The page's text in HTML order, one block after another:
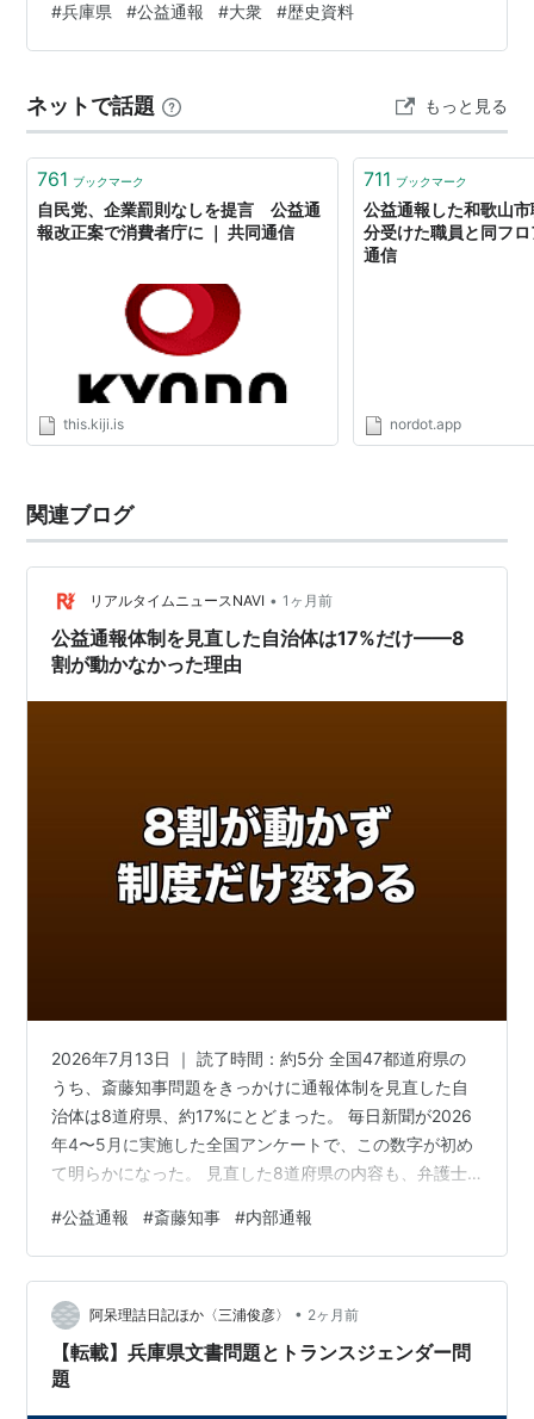
始まって、告発者探し、自殺者の発生デマや陰謀論の蔓
延、そして二馬力選挙、更に問題なのは熱狂した大衆の
いたのだったXでは明らかに自分と考えの異なる人のポス
トにそれは違うだろう！といったニュアンスの返信を送
ったこともあるそれは斎藤知事が３号通報の評価…
#兵庫県 #公益通報 #大衆 #歴史資料
ネットで話題 もっと見る
761 ブックマーク
自民党、企業罰則なしを提言 公益通
報改正案で消費者庁に ｜ 共同通信
this.kiji.is
711 ブックマーク
公益通報した和歌山
分受けた職員と同フ
通信
nordot.app
関連ブログ
リアルタイムニュースNAVI • 1ヶ月前
公益通報体制を見直した自治体は17%だけ——8
割が動かなかった理由
2026年7月13日 ｜ 読了時間：約5分 全国47都道府県の
うち、斎藤知事問題をきっかけに通報体制を見直した自
治体は8道府県、約17%にとどまった。 毎日新聞が2026
年4〜5月に実施した全国アンケートで、この数字が初め
て明らかになった。 見直した8道府県の内容も、弁護士
た」と言い続けながら内規だけを書き換えた自治体もあ
る。 「制度を整えた」と「制度が機能する」は、実は別
の話だ。 この記事でわかること 告発者は窓口に届けたの
になぜ守られなかったか 公益通報とは何か、普通の内部
告発と何が違うのか 47都道府県アンケートで分かった
「見直した17%…
#公益通報 #斎藤知事 #内部通報
阿呆理詰日記ほか〈三浦俊彦〉 • 2ヶ月前
【転載】兵庫県文書問題とトランスジェンダー問
題